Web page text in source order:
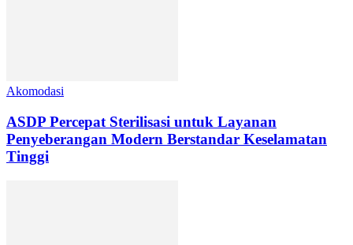
Akomodasi
ASDP Percepat Sterilisasi untuk Layanan
Penyeberangan Modern Berstandar Keselamatan
Tinggi